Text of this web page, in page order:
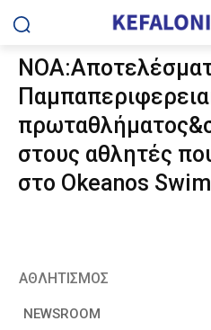
στους αθλητές
στο Okeanos
ΑΘΛΗΤΙΣΜΟΣ
NEWSROOM